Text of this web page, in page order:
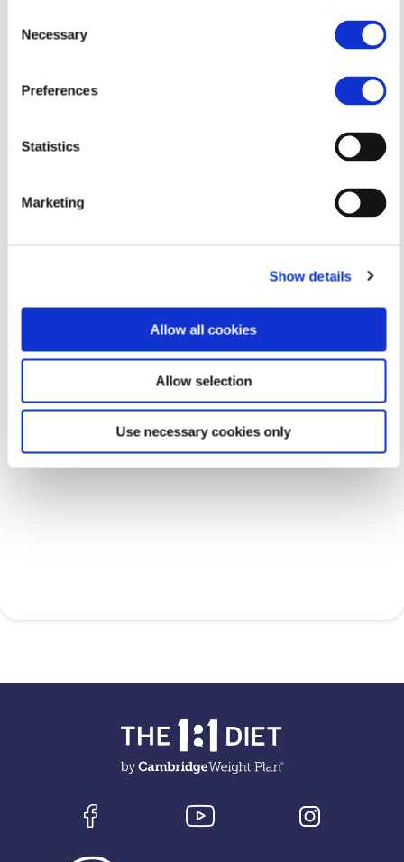
Selection
Necessary
Preferences
Statistics
Marketing
Show details
Allow all cookies
Allow selection
Use necessary cookies only
Στείλτε μου Email στο
georgiaanastasiou@live.com
Τοποθεσία(-ες)
οδηγίες προς την τοποθεσία.